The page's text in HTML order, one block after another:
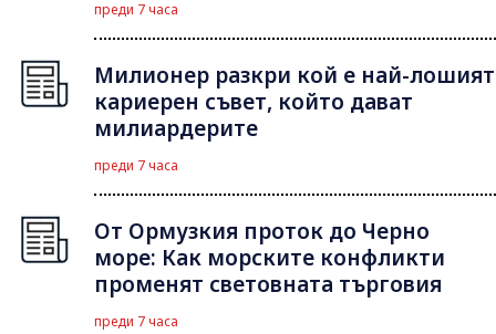
преди 7 часа
Милионер разкри кой е най-лошият
кариерен съвет, който дават
милиардерите
преди 7 часа
От Ормузкия проток до Черно
море: Как морските конфликти
променят световната търговия
преди 7 часа